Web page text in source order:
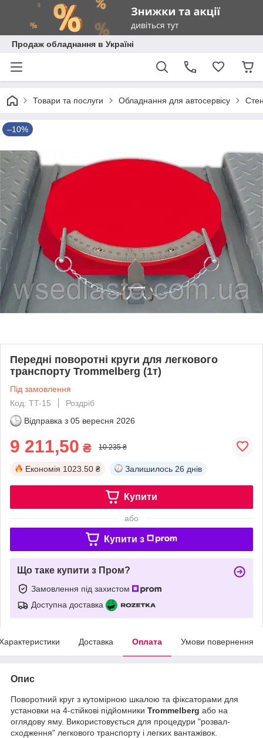
Продаж обладнання в Україні
Товари та послуги Обладнання для автосервісу
–10%
Передні поворотні круги для легкового
транспорту Trommelberg (1т)
Під замовлення
Код: TT-15
Роздріб
Відправка з 05 вересня 2026
9 211,50 ₴ 10 235 ₴
Економія 1023.50 ₴ Залишилось 26 днів
Купити
або
Купити з
Що таке купити з Пром?
Замовлення під захистом
Доступна доставка
Доставка Оплата Умови повернення
Опис
Поворотний круг з кутомірною шкалою та фіксаторами для
установки на 4-стійкові підйомники Trommelberg або на
оглядову яму. Використовується для процедури "розвал-
сходження" легкового транспорту і легких вантажівок.